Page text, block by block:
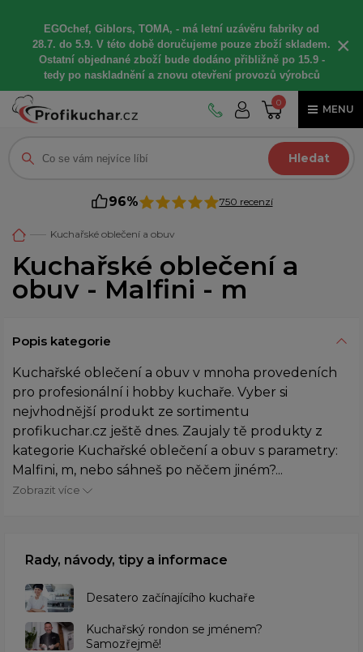
EGOchef, Giblors, TOMA, - má letní uzávěru fabriky od
28.7. do 5.9. V této době doručujeme pouze zboží skladem.
Ostatní objednané zboží bude dodáno přibližně po 15.9 -
tedy po naskladnění a znovu otevření provozů výrobců
×
0
MENU
Hledat
96% 750 recenzí
Kuchařské oblečení a obuv
Kuchařské oblečení a
obuv - Malfini - m
Popis kategorie
Kuchařské oblečení a obuv v mnoha provedeních
pro profesionální i hobby kuchaře. Vyber si
nejvhodnější produkt ze sortimentu
profikuchar.cz ještě dnes. Zaujaly tě produkty z
kategorie Kuchařské oblečení a obuv s parametry:
Malfini, m, nebo sáhneš po něčem jiném?...
Zobrazit více
Rady, návody, tipy a informace
Desatero začínajícího kuchaře
Kuchařský rondon se jménem?
Samozřejmě!